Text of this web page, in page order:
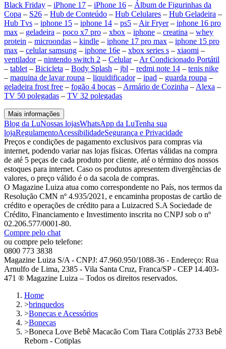
Black Friday – iPhone 17 – iPhone 16 – Álbum de Figurinhas da
Copa – S26 – Hub de Conteúdo – Hub Celulares – Hub Geladeira –
Hub Tvs – iphone 15 – iphone 14 – ps5 – Air Fryer– iphone 16 pro
max – geladeira – poco x7 pro – xbox – iphone – creatina – whey
protein – microondas – kindle – iphone 17 pro max – iphone 15 pro
max – celular samsung – iphone 16e – xbox series s – xiaomi –
ventilador– nintendo switch 2 – Celular– Ar Condicionado Portátil
– tablet – Bicicleta – Body Splash – jbl – redmi note 14 – tenis nike
– maquina de lavar roupa – liquidificador– ipad – guarda roupa –
geladeira frost free – fogão 4 bocas – Armário de Cozinha – Alexa –
TV 50 polegadas – TV 32 polegadas
Mais informações
Blog da LuNossas lojasWhatsApp da LuTenha sua
lojaRegulamentoAcessibilidadeSegurança e Privacidade
Preços e condições de pagamento exclusivos para compras via
internet, podendo variar nas lojas físicas. Ofertas válidas na compra
de até 5 peças de cada produto por cliente, até o término dos nossos
estoques para internet. Caso os produtos apresentem divergências de
valores, o preço válido é o da sacola de compras.
O Magazine Luiza atua como correspondente no País, nos termos da
Resolução CMN nº 4.935/2021, e encaminha propostas de cartão de
crédito e operações de crédito para a Luizacred S.A Sociedade de
Crédito, Financiamento e Investimento inscrita no CNPJ sob o nº
02.206.577/0001-80.
Compre pelo chat
ou compre pelo telefone:
0800 773 3838
Magazine Luiza S/A - CNPJ: 47.960.950/1088-36 - Endereço: Rua
Arnulfo de Lima, 2385 - Vila Santa Cruz, Franca/SP - CEP 14.403-
471 ® Magazine Luiza – Todos os direitos reservados.
Home
>brinquedos
>Bonecas e Acessórios
>Bonecas
>Boneca Love Bebê Macacão Com Tiara Cotiplás 2733 Bebê
Reborn - Cotiplas